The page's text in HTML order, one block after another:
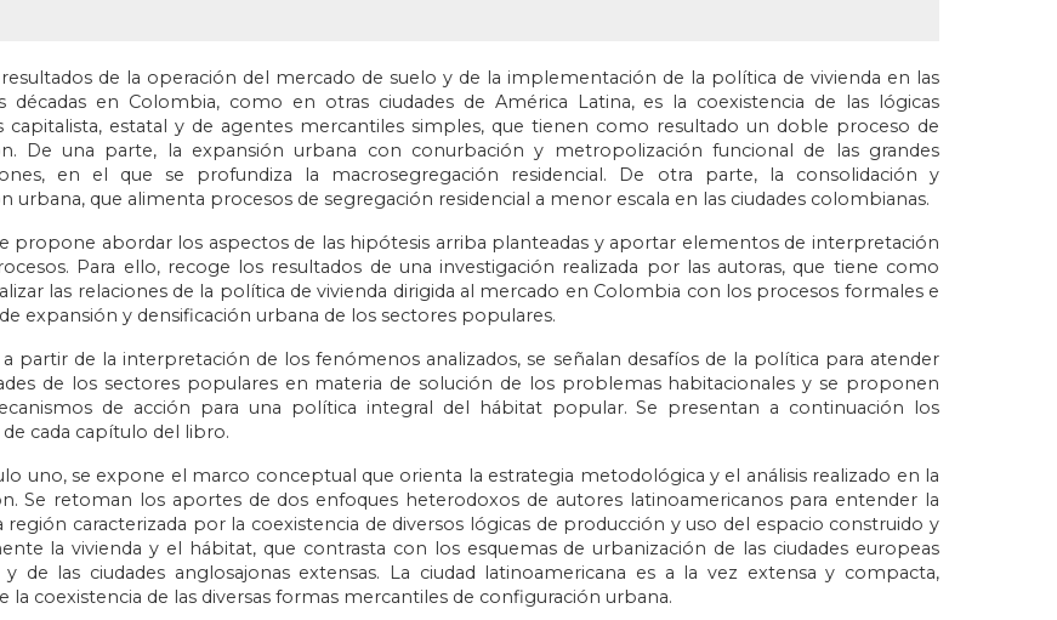
de la operación del mercado de suelo y de la implementación de la política de vivienda en las
décadas en Colombia, como en otras ciudades de América Latina, es la coexistencia de las lógicas
capitalista, estatal y de agentes mercantiles simples, que tienen como resultado un doble proceso de
De una parte, la expansión urbana con conurbación y metropolización funcional de las grandes
en el que se profundiza la macrosegregación residencial. De otra parte, la consolidación y
urbana, que alimenta procesos de segregación residencial a menor escala en las ciudades colombianas.
propone abordar los aspectos de las hipótesis arriba planteadas y aportar elementos de interpretación
Para ello, recoge los resultados de una investigación realizada por las autoras, que tiene como
las relaciones de la política de vivienda dirigida al mercado en Colombia con los procesos formales e
expansión y densificación urbana de los sectores populares.
partir de la interpretación de los fenómenos analizados, se señalan desafíos de la política para atender
de los sectores populares en materia de solución de los problemas habitacionales y se proponen
de acción para una política integral del hábitat popular. Se presentan a continuación los
cada capítulo del libro.
uno, se expone el marco conceptual que orienta la estrategia metodológica y el análisis realizado en la
Se retoman los aportes de dos enfoques heterodoxos de autores latinoamericanos para entender la
región caracterizada por la coexistencia de diversos lógicas de producción y uso del espacio construido y
la vivienda y el hábitat, que contrasta con los esquemas de urbanización de las ciudades europeas
y de las ciudades anglosajonas extensas. La ciudad latinoamericana es a la vez extensa y compacta,
la coexistencia de las diversas formas mercantiles de configuración urbana.